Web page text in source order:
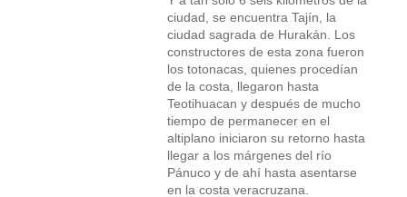
ciudad, se encuentra Tajín, la
ciudad sagrada de Hurakán. Los
constructores de esta zona fueron
los totonacas, quienes procedían
de la costa, llegaron hasta
Teotihuacan y después de mucho
tiempo de permanecer en el
altiplano iniciaron su retorno hasta
llegar a los márgenes del río
Pánuco y de ahí hasta asentarse
en la costa veracruzana.